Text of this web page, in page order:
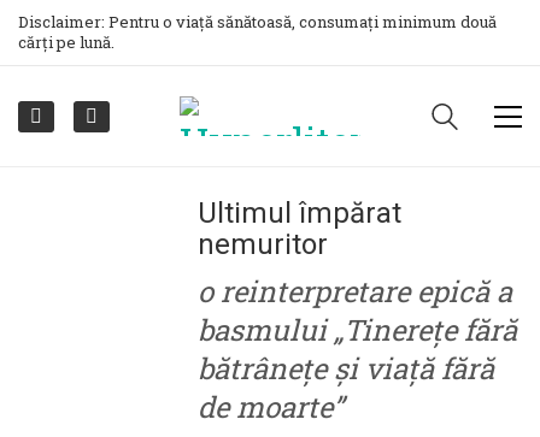
Disclaimer: Pentru o viață sănătoasă, consumați minimum două
cărți pe lună.
Ultimul împărat
nemuritor
o reinterpretare epică a
basmului „Tinerețe fără
bătrânețe și viață fără
de moarte”